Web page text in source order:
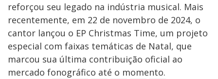
reforçou seu legado na indústria musical. Mais
recentemente, em 22 de novembro de 2024, o
cantor lançou o EP Christmas Time, um projeto
especial com faixas temáticas de Natal, que
marcou sua última contribuição oficial ao
mercado fonográfico até o momento.